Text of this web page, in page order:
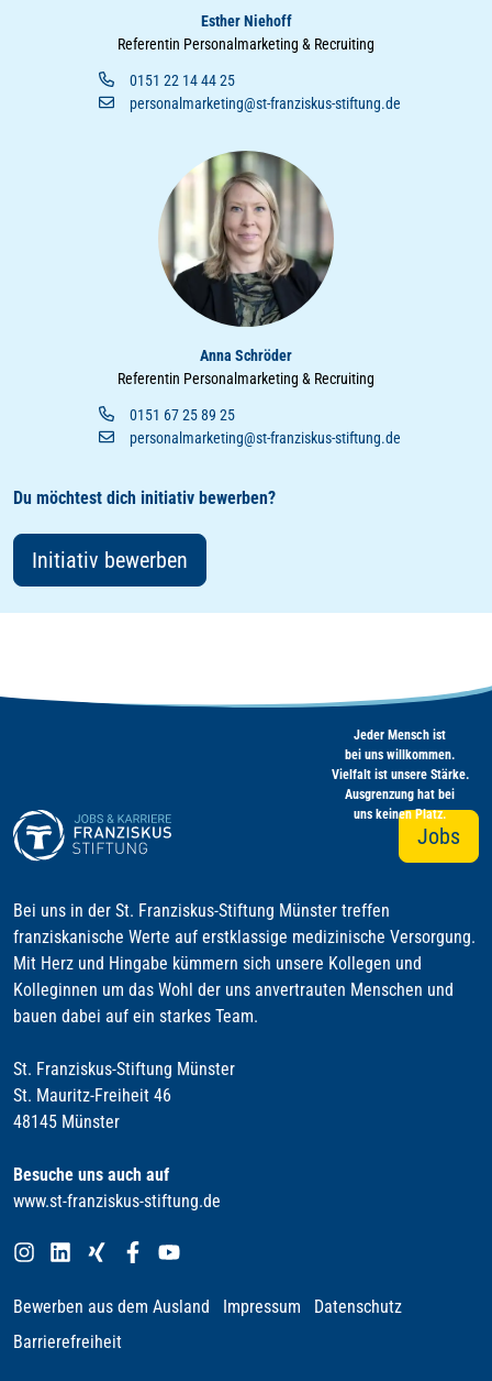
Esther Niehoff
Referentin Personalmarketing & Recruiting
0151 22 14 44 25
personalmarketing@st-franziskus-stiftung.de
Anna Schröder
Referentin Personalmarketing & Recruiting
0151 67 25 89 25
personalmarketing@st-franziskus-stiftung.de
Du möchtest dich initiativ bewerben?
Initiativ bewerben
Jeder Mensch ist
bei uns willkommen.
Vielfalt ist unsere Stärke.
Ausgrenzung hat bei
uns keinen Platz.
Jobs
Bei uns in der St. Franziskus-Stiftung Münster treffen
franziskanische Werte auf erstklassige medizinische Versorgung.
Mit Herz und Hingabe kümmern sich unsere Kollegen und
Kolleginnen um das Wohl der uns anvertrauten Menschen und
bauen dabei auf ein starkes Team.
St. Franziskus-Stiftung Münster
St. Mauritz-Freiheit 46
48145 Münster
Besuche uns auch auf
www.st-franziskus-stiftung.de
Bewerben aus dem Ausland Impressum
Datenschutz
Barrierefreiheit